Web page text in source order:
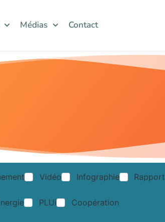
Médias Contact
Vidéo Infographie
Rapport
PLUi
Coopération